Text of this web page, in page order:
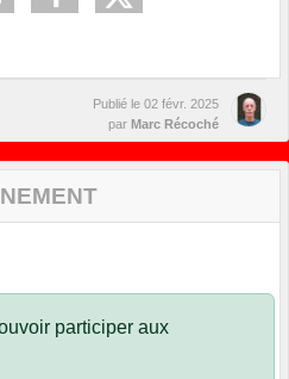
Publié le 02 févr. 2025
par Marc Récoché
participer aux